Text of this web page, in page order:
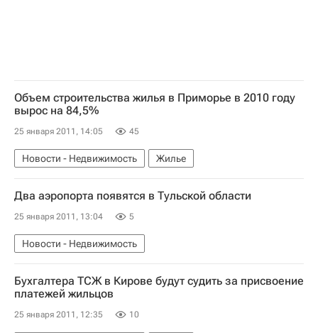
Объем строительства жилья в Приморье в 2010 году
вырос на 84,5%
25 января 2011, 14:05 45
Новости - Недвижимость Жилье
Два аэропорта появятся в Тульской области
25 января 2011, 13:04 5
Новости - Недвижимость
Бухгалтера ТСЖ в Кирове будут судить за присвоение
платежей жильцов
25 января 2011, 12:35 10